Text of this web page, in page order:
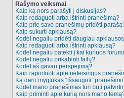
Rašymo veiksmai
Kaip ką nors parašyti į diskusijas?
Kaip redaguoti arba ištrinti pranešimą?
Kaip prie savo pranešimų pridėti
Kaip sukurti apklausą?
Kodėl negaliu pridėti daugiau
Kaip redaguoti arba ištrinti apklausą?
Kodėl negaliu patekti į kai kuriuos
Kodėl negaliu prikabinti failų?
Kodėl aš gavau perspėjimą?
Kaip raportuoti apie neteisingus
Ką daro mygtukas “Išsaugoti”
Kodėl mano pranešimas turi būti
Kaip priminti apie kurią nors mano